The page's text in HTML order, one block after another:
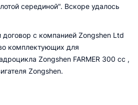
серединой". Вскоре удалось
договор с компанией Zongshen Ltd
комплектующих для
Zongshen FARMER 300 cc ,
Zongshen.